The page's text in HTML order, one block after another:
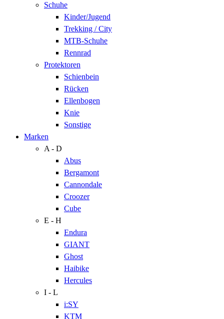
Schuhe
Kinder/Jugend
Trekking / City
MTB-Schuhe
Rennrad
Protektoren
Schienbein
Rücken
Ellenbogen
Knie
Sonstige
Marken
A - D
Abus
Bergamont
Cannondale
Croozer
Cube
E - H
Endura
GIANT
Ghost
Haibike
Hercules
I - L
i:SY
KTM